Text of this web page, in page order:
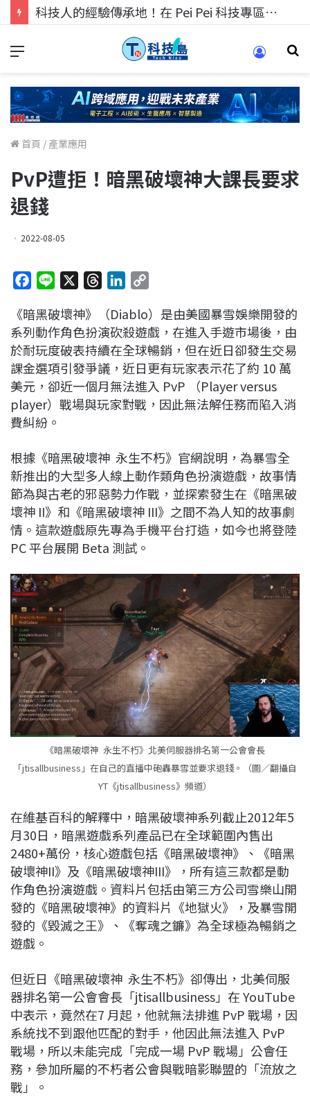
科技人的經驗傳承地！在 Pei Pei 科技專區，與學弟妹交流最硬核的技術
首頁 / 產業應用
PvP遭拒！暗黑破壞神大課長要求
退錢
2022-08-05
c
e
b
o
o
k
n
e
e
a
d
s
n
k
e
d
I
n
p
y
L
i
n
k
《暗黑破壞神》（Diablo）是由美國暴雪娛樂開發的
系列動作角色扮演砍殺遊戲，在進入手遊市場後，由
於耐玩度破表持續在全球暢銷，但在近日卻發生交易
課金選項引發爭議，近日更有玩家表示花了約 10 萬
美元，卻近一個月無法進入 PvP （Player versus
player）戰場與玩家對戰，因此無法解任務而陷入消
費糾紛。
根據《暗黑破壞神 永生不朽》官網說明，為暴雪全
新推出的大型多人線上動作類角色扮演遊戲，故事情
節為與古老的邪惡勢力作戰，並探索發生在《暗黑破
壞神 II》和《暗黑破壞神 III》之間不為人知的故事劇
情。這款遊戲原先專為手機平台打造，如今也將登陸
PC 平台展開 Beta 測試。
《暗黑破壞神 永生不朽》北美伺服器排名第一公會會長
「jtisallbusiness」在自己的直播中砲轟暴雪並要求退錢。（圖／翻攝自
YT《jtisallbusiness》頻道）
在維基百科的解釋中，暗黑破壞神系列截止2012年5
月30日，暗黑遊戲系列產品已在全球範圍內售出
2480+萬份，核心遊戲包括《暗黑破壞神》、《暗黑
破壞神II》及《暗黑破壞神III》，所有這三款都是動
作角色扮演遊戲。資料片包括由第三方公司雪樂山開
發的《暗黑破壞神》的資料片《地獄火》，及暴雪開
發的《毀滅之王》、《奪魂之鐮》為全球極為暢銷之
遊戲。
但近日《暗黑破壞神 永生不朽》卻傳出，北美伺服
器排名第一公會會長「jtisallbusiness」在 YouTube
中表示，竟然在7 月起，他就無法排進 PvP 戰場，因
系統找不到跟他匹配的對手，他因此無法進入 PvP
戰場，所以未能完成「完成一場 PvP 戰場」公會任
務，參加所屬的不朽者公會與戰暗影聯盟的「流放之
戰」。